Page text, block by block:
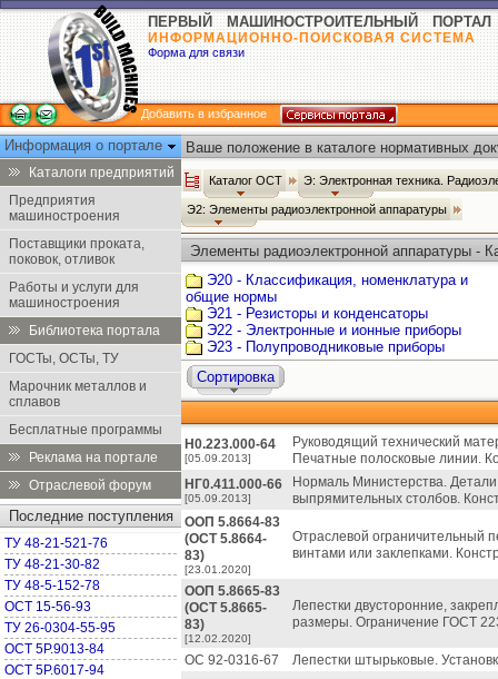
ПЕРВЫЙ МАШИНОСТРОИТЕЛЬНЫЙ ПОРТАЛ
ИНФОРМАЦИОННО-ПОИСКОВАЯ СИСТЕМА
Форма для связи
Добавить в избранное
Информация о портале
Каталоги предприятий
Предприятия
машиностроения
Поставщики проката,
поковок, отливок
Работы и услуги для
машиностроения
Библиотека портала
ГОСТы, ОСТы, ТУ
Марочник металлов и
сплавов
Бесплатные программы
Реклама на портале
Отраслевой форум
Последние поступления
ТУ 48-21-521-76
ТУ 48-21-30-82
ТУ 48-5-152-78
ОСТ 15-56-93
ТУ 26-0304-55-95
ОСТ 5Р.9013-84
ОСТ 5Р.6017-94
Ваше положение в каталоге нормативных
Каталог ОСТ Э: Электронная техника.
Э2: Элементы радиоэлектронной аппаратуры
Элементы радиоэлектронной аппаратуры -
Э20 - Классификация, номенклатура и
общие нормы
Э21 - Резисторы и конденсаторы
Э22 - Электронные и ионные приборы
Э23 - Полупроводниковые приборы
Сортировка
Н0.223.000-64
[05.09.2013]
Руководящий технический
Печатные полосковые линии.
НГ0.411.000-66
[05.09.2013]
Нормаль Министерства.
выпрямительных столбов.
ООП 5.8664-83
(ОСТ 5.8664-
83)
[23.01.2020]
Отраслевой ограничительный
винтами или заклепками.
ООП 5.8665-83
(ОСТ 5.8665-
83)
[12.02.2020]
Лепестки двусторонние,
размеры. Ограничение ГОСТ
ОС 92-0316-67
Лепестки штырьковые.